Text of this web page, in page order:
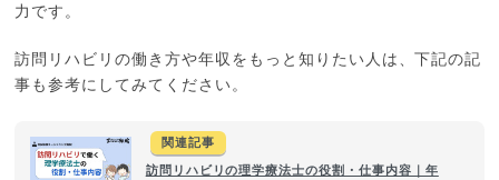
力です。
訪問リハビリの働き方や年収をもっと知りたい人は、下記の記
事も参考にしてみてください。
関連記事
訪問リハビリの理学療法士の役割・仕事内容｜年